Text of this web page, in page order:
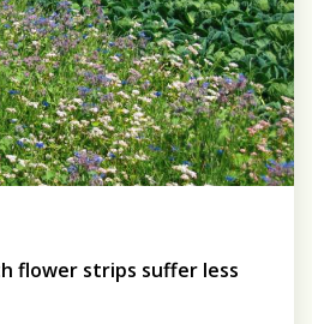
flower strips suffer less